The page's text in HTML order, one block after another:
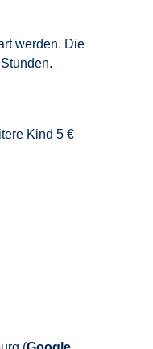
werden. Die
Kind 5 €